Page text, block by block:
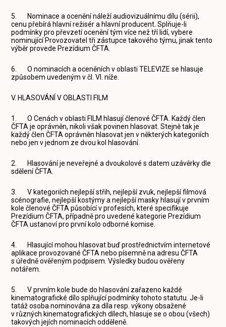
5. Nominace a ocenění náleží audiovizuálnímu dílu (sérii),
cenu přebírá hlavní režisér a hlavní producent. Splňuje-li
podmínky pro převzetí ocenění tým více než tří lidí, vybere
nominující Provozovatel tři zástupce takového týmu, jinak tento
výběr provede Prezídium ČFTA.
6. O nominacích a oceněních v oblasti TELEVIZE se hlasuje
způsobem uvedeným v čl. VI. níže.
V. HLASOVÁNÍ V OBLASTI FILM
1. O Cenách v oblasti FILM hlasují členové ČFTA. Každý člen
ČFTA je oprávněn, nikoli však povinen hlasovat. Stejně tak je
každý člen ČFTA oprávněn hlasovat jen v některých kategoriích
nebo jen v jednom ze dvou kol hlasování.
2. Hlasování je neveřejné a dvoukolové s datem uzávěrky dle
sdělení ČFTA.
3. V kategoriích nejlepší střih, nejlepší zvuk, nejlepší filmová
scénografie, nejlepší kostýmy a nejlepší masky hlasují v prvním
kole členové ČFTA působící v profesích, které specifikuje
Prezídium ČFTA, případně pro uvedené kategorie Prezídium
ČFTA ustanoví pro první kolo odborné komise.
4. Hlasující mohou hlasovat buď prostřednictvím internetové
aplikace provozované ČFTA nebo písemně na adresu ČFTA
s úředně ověřeným podpisem. Výsledky budou ověřeny
notářem.
5. V prvním kole bude do hlasování zařazeno každé
kinematografické dílo splňující podmínky tohoto statutu. Je-li
tatáž osoba nominována za díla resp. výkony obsažené
v různých kinematografických dílech, hlasuje se o obou (všech)
takových jejích nominacích odděleně.